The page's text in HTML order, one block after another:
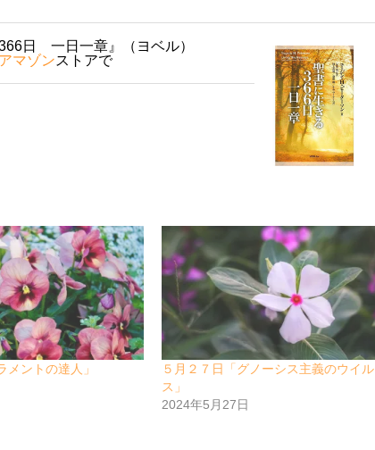
日 一日一章』（ヨベル）
アマゾンストアで
メントの達人」
５月２７日「グノーシス主義のウイル
ス」
2024年5月27日